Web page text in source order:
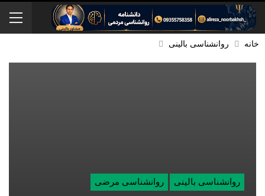
خانه روانشناسی بالینی
روانشناسی بالینی روانشناسی مرضی